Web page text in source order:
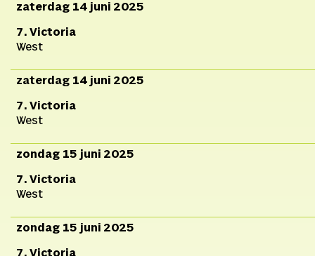
zaterdag 14 juni 2025
7. Victoria
West
zaterdag 14 juni 2025
7. Victoria
West
zondag 15 juni 2025
7. Victoria
West
zondag 15 juni 2025